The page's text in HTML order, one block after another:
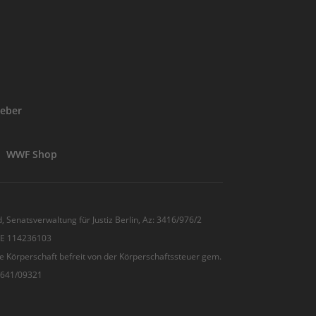
WWF Shop
Senatsverwaltung für Justiz Berlin, Az: 3416/976/2
114236103
Körperschaft befreit von der Körperschaftssteuer gem.
09321